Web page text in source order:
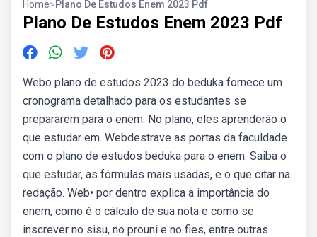
Home>Plano De Estudos Enem 2023 Pdf
Plano De Estudos Enem 2023 Pdf
Webo plano de estudos 2023 do beduka fornece um
cronograma detalhado para os estudantes se
prepararem para o enem. No plano, eles aprenderão o
que estudar em. Webdestrave as portas da faculdade
com o plano de estudos beduka para o enem. Saiba o
que estudar, as fórmulas mais usadas, e o que citar na
redação. Web• por dentro explica a importância do
enem, como é o cálculo de sua nota e como se
inscrever no sisu, no prouni e no fies, entre outras